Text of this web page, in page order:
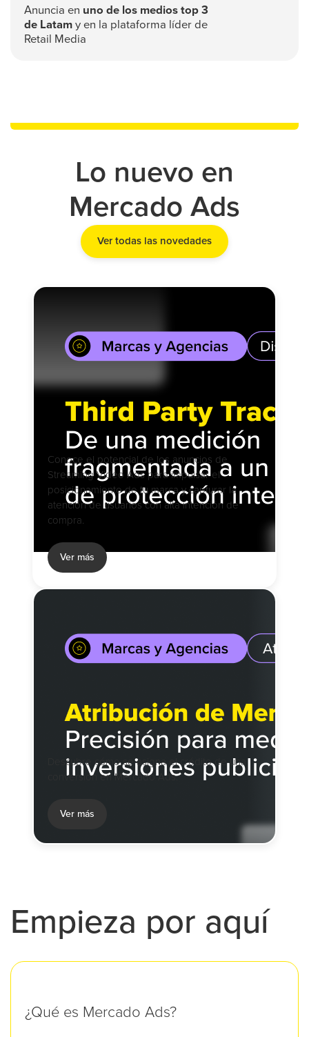
Anuncia en uno de los medios top 3
de Latam y en la plataforma líder de
Retail Media
Lo nuevo en
Mercado Ads
Ver todas las novedades
Conoce el potencial de los anuncios de
Streaming Video Ads para impulsar el
posicionamiento de tu marca y capturar la
atención de usuarios con alta intención de
compra.
Ver más
Descubre cómo se asigna el crédito de una
conversión en Mercado Ads.
Ver más
Empieza por aquí
¿Qué es Mercado Ads?